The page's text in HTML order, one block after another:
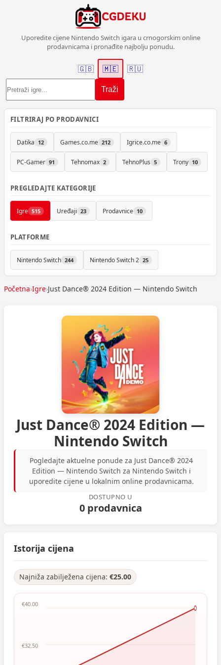
Uporedite cijene Nintendo Switch igara u crnogorskim online
prodavnicama i pronađite najbolju ponudu.
Traži
🇬🇧 🇲🇪 🇷🇺
FILTRIRAJ PO PRODAVNICI
Datika 12 Games.co.me 212 Igrice.co.me 6
PC-Gamer 91 Tehnomax 2 TehnoPlus 5 Trony 10
PREGLEDAJTE KATEGORIJE
Igre 515 Uređaji 23 Prodavnice 10
PLATFORME
Nintendo Switch 244 Nintendo Switch 2 25
Početna›Igre›Just Dance® 2024 Edition — Nintendo Switch
Just Dance® 2024 Edition —
Nintendo Switch
Pogledajte aktuelne ponude za Just Dance® 2024
Edition — Nintendo Switch za Nintendo Switch i
uporedite cijene u lokalnim online prodavnicama.
DOSTUPNO U
0 prodavnica
Istorija cijena
Najniža zabilježena cijena: €25.00
€40.00
€32.50